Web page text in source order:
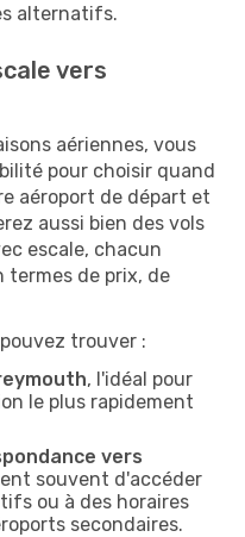
alternatifs.
vers
aériennes, vous
pour choisir quand
aéroport de départ et
aussi bien des vols
escale, chacun
termes de prix, de
trouver :
, l'idéal pour
le plus rapidement
vers
souvent d'accéder
ou à des horaires
secondaires.